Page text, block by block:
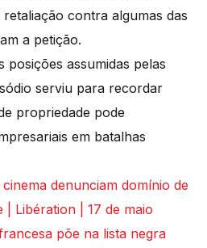
contra algumas das
a petição.
posições assumidas pelas
serviu para recordar
propriedade pode
em batalhas
denunciam domínio de
| Libération | 17 de maio
põe na lista negra